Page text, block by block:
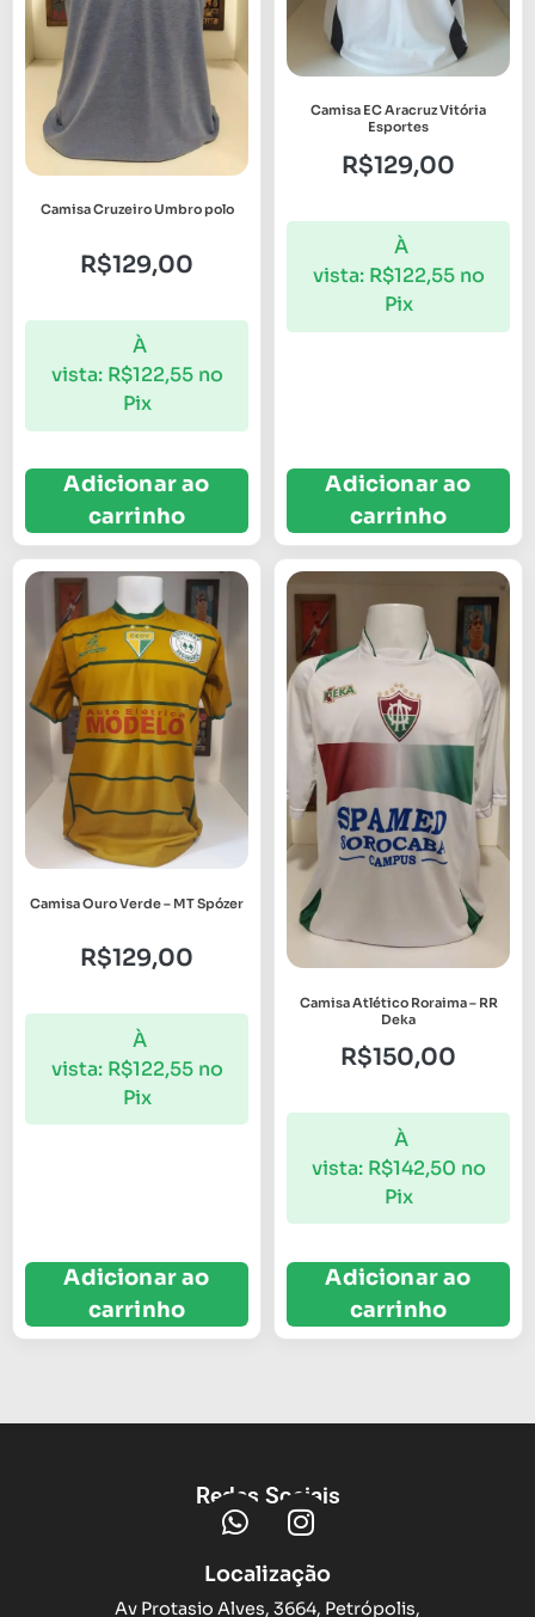
Camisa Cruzeiro Umbro polo
R$129,00
À
vista: R$122,55 no
Pix
Adicionar ao
carrinho
Camisa EC Aracruz Vitória
Esportes
R$129,00
À
vista: R$122,55 no
Pix
Adicionar ao
carrinho
Camisa Ouro Verde – MT Spózer
R$129,00
À
vista: R$122,55 no
Pix
Adicionar ao
carrinho
Camisa Atlético Roraima – RR
Deka
R$150,00
À
vista: R$142,50 no
Pix
Adicionar ao
carrinho
Redes Sociais
Localização
Av Protasio Alves, 3664, Petrópolis,